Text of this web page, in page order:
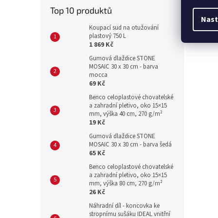
Top 10 produktů
Koupací sud na otužování
plastový 750 L
1 869 Kč
Gumová dlaždice STONE
MOSAIC 30 x 30 cm - barva
mocca
69 Kč
Benco celoplastové chovatelské
a zahradní pletivo, oko 15×15
mm, výška 40 cm, 270 g/m²
19 Kč
Gumová dlaždice STONE
MOSAIC 30 x 30 cm - barva šedá
65 Kč
Benco celoplastové chovatelské
a zahradní pletivo, oko 15×15
mm, výška 80 cm, 270 g/m²
26 Kč
Náhradní díl - koncovka ke
stropnímu sušáku IDEAL vnitřní